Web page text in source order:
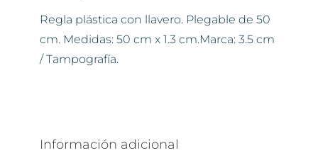
Regla plástica con llavero. Plegable de 50
cm. Medidas: 50 cm x 1.3 cm.Marca: 3.5 cm
/ Tampografía.
Información adicional